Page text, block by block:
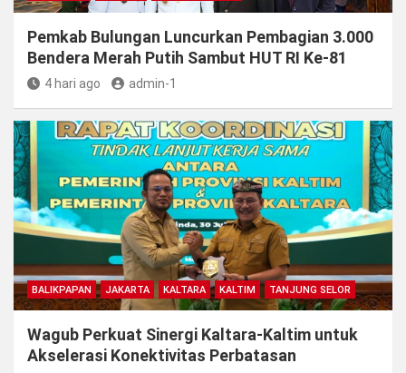
Pemkab Bulungan Luncurkan Pembagian 3.000
Bendera Merah Putih Sambut HUT RI Ke-81
4 hari ago admin-1
BALIKPAPAN JAKARTA KALTARA KALTIM TANJUNG SELOR
Wagub Perkuat Sinergi Kaltara-Kaltim untuk
Akselerasi Konektivitas Perbatasan